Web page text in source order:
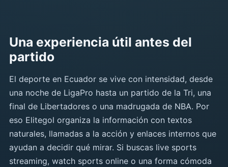
Una experiencia útil antes del
partido
El deporte en Ecuador se vive con intensidad, desde
una noche de LigaPro hasta un partido de la Tri, una
final de Libertadores o una madrugada de NBA. Por
eso Elitegol organiza la información con textos
naturales, llamadas a la acción y enlaces internos que
ayudan a decidir qué mirar. Si buscas live sports
streaming, watch sports online o una forma cómoda